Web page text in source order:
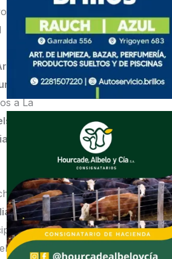
los
y
a La
el
del
Foro